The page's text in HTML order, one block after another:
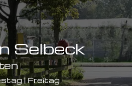
Selbeck
| Freitag